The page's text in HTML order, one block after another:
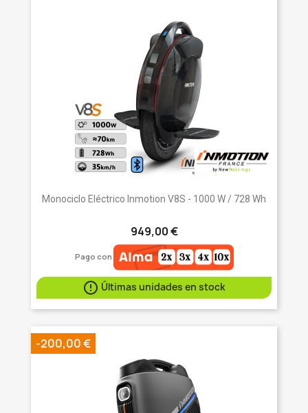
Monociclo Eléctrico Inmotion V8S - 1000 W / 728 Wh
949,00 €
Pago con
 Últimas unidades en stock
-200,00 €